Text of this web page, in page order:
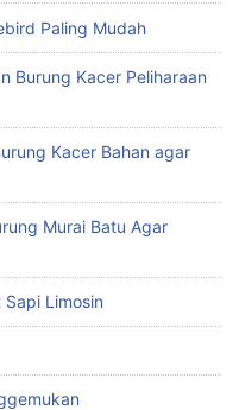
Paling Mudah
Burung Kacer Peliharaan
Kacer Bahan agar
Murai Batu Agar
Limosin